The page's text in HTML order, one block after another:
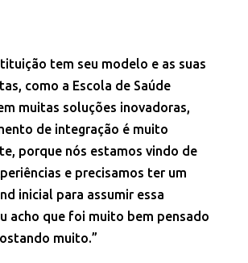
tem seu modelo e as suas
como a Escola de Saúde
muitas soluções inovadoras,
de integração é muito
porque nós estamos vindo de
e precisamos ter um
inicial para assumir essa
acho que foi muito bem pensado
muito.”